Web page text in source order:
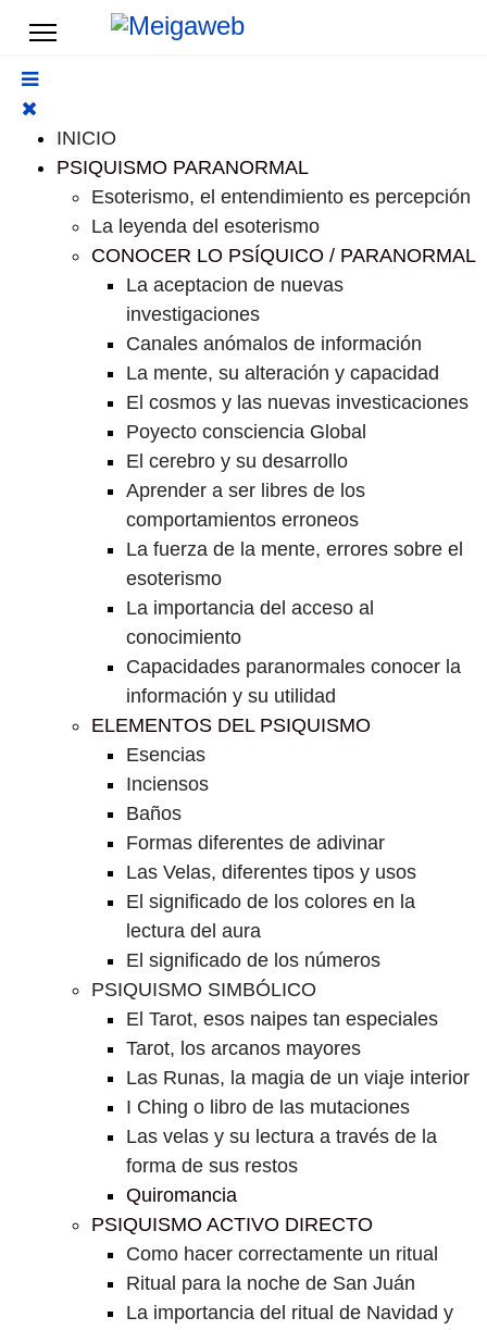
INICIO
PSIQUISMO PARANORMAL
Esoterismo, el entendimiento es percepción
La leyenda del esoterismo
CONOCER LO PSÍQUICO / PARANORMAL
La aceptacion de nuevas
investigaciones
Canales anómalos de información
La mente, su alteración y capacidad
El cosmos y las nuevas investicaciones
Poyecto consciencia Global
El cerebro y su desarrollo
Aprender a ser libres de los
comportamientos erroneos
La fuerza de la mente, errores sobre el
esoterismo
La importancia del acceso al
conocimiento
Capacidades paranormales conocer la
información y su utilidad
ELEMENTOS DEL PSIQUISMO
Esencias
Inciensos
Baños
Formas diferentes de adivinar
Las Velas, diferentes tipos y usos
El significado de los colores en la
lectura del aura
El significado de los números
PSIQUISMO SIMBÓLICO
El Tarot, esos naipes tan especiales
Tarot, los arcanos mayores
Las Runas, la magia de un viaje interior
I Ching o libro de las mutaciones
Las velas y su lectura a través de la
forma de sus restos
Quiromancia
PSIQUISMO ACTIVO DIRECTO
Como hacer correctamente un ritual
Ritual para la noche de San Juán
La importancia del ritual de Navidad y